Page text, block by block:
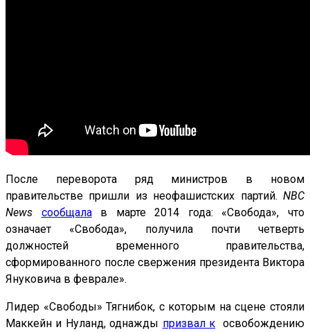
После переворота ряд министров в новом
правительстве пришли из неофашистских партий. NBC
News
сообщалав марте 2014 года: «Свобода», что
означает «Свобода», получила почти четверть
должностей временного правительства,
сформированного после свержения президента Виктора
Януковича в феврале».
Лидер «Свободы» Тягнибок, с которым на сцене стояли
Маккейн и Нуланд, однажды призвал к освобождению